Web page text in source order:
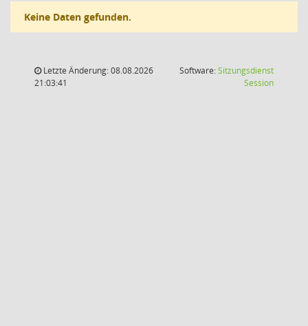
Keine Daten gefunden.
Letzte Änderung: 08.08.2026
21:03:41
Software:Sitzungsdienst
Session(Wird in